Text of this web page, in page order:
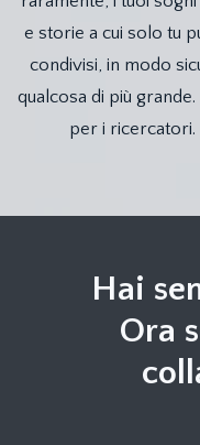
e storie a cui solo tu
condivisi, in modo
qualcosa di più
per i
Hai
Ora